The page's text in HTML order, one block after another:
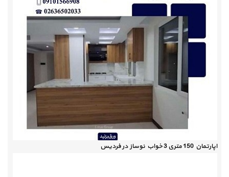
اپارتمان 150 متری 3 خواب نوساز در فردیس